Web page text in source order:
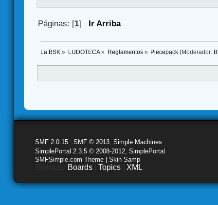
Páginas: [1] Ir Arriba
La BSK » LUDOTECA» Reglamentos» Piecepack (Moderador:
SMF 2.0.15 SMF © 2013 Simple Machines
SimplePortal 2.3.5 © 2008-2012, SimplePortal
SMFSimple.com Theme | Skin Samp
Boards Topics XML